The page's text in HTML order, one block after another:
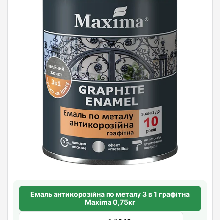
Емаль антикорозійна по металу 3 в 1 графітна
Maxima 0,75кг